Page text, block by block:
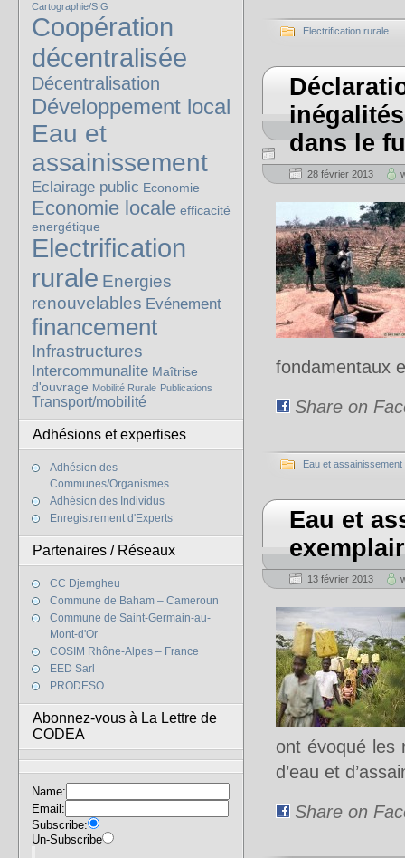
Electrification rurale
inégalités
dans le
28 février 2013
fondamentaux
Share on
Eau et assainissement
Eau et
13 février 2013
ont évoqué les
d’eau et
Share on
Cartographie/SIG
Coopération
décentralisée
Décentralisation
Développement local
Eau et
assainissement
Eclairage public Economie
Economie locale efficacité
energétique
Electrification
rurale Energies
renouvelables Evénement
financement
Infrastructures
Intercommunalite Maîtrise
d'ouvrage Mobilité Rurale Publications
Transport/mobilité
Adhésions et expertises
Adhésion des
Communes/Organismes
Adhésion des Individus
Enregistrement d'Experts
Partenaires / Réseaux
CC Djemgheu
Commune de Baham – Cameroun
Commune de Saint-Germain-au-
Mont-d'Or
COSIM Rhône-Alpes – France
EED Sarl
PRODESO
Abonnez-vous à La Lettre de
CODEA
Name:
Email:
Subscribe:
Un-Subscribe